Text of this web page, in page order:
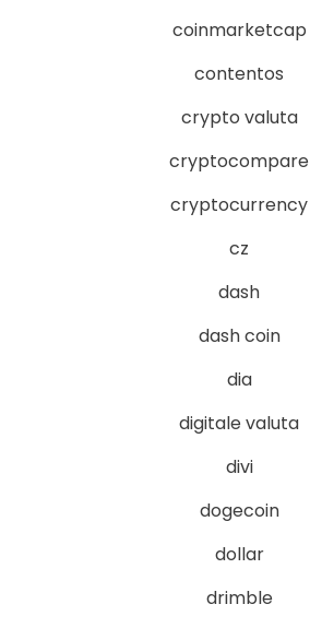
coinmarketcap
contentos
crypto valuta
cryptocompare
cryptocurrency
cz
dash
dash coin
dia
digitale valuta
divi
dogecoin
dollar
drimble